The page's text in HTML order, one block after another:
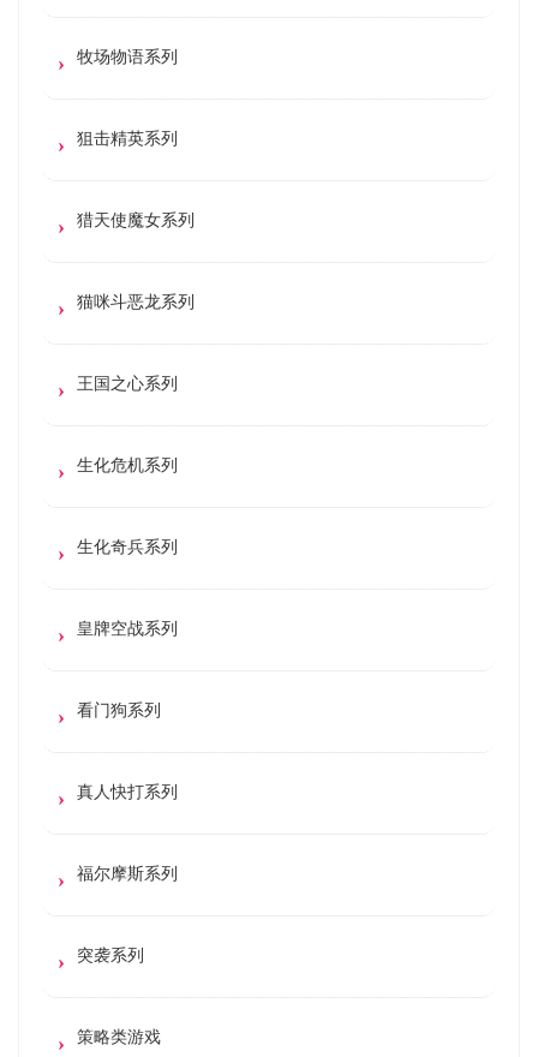
牧场物语系列
狙击精英系列
猎天使魔女系列
猫咪斗恶龙系列
王国之心系列
生化危机系列
生化奇兵系列
皇牌空战系列
看门狗系列
真人快打系列
福尔摩斯系列
突袭系列
策略类游戏